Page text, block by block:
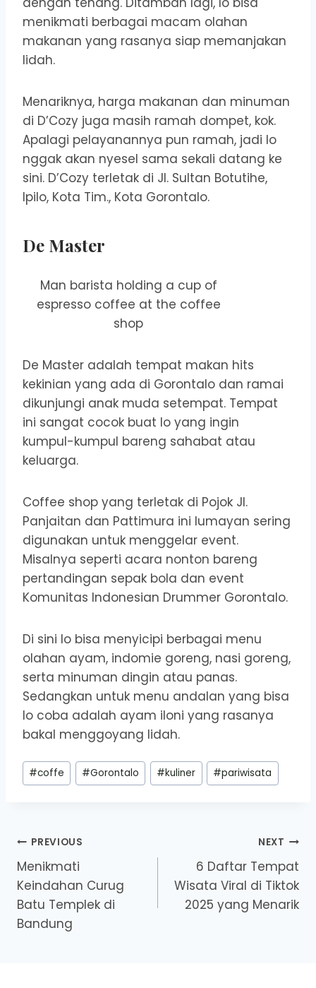
menikmati berbagai macam olahan
makanan yang rasanya siap memanjakan
lidah.
Menariknya, harga makanan dan minuman
di D’Cozy juga masih ramah dompet, kok.
Apalagi pelayanannya pun ramah, jadi lo
nggak akan nyesel sama sekali datang ke
sini. D’Cozy terletak di Jl. Sultan Botutihe,
Ipilo, Kota Tim., Kota Gorontalo.
De Master
Man barista holding a cup of
espresso coffee at the coffee
shop
De Master adalah tempat makan hits
kekinian yang ada di Gorontalo dan ramai
dikunjungi anak muda setempat. Tempat
ini sangat cocok buat lo yang ingin
kumpul-kumpul bareng sahabat atau
keluarga.
Coffee shop yang terletak di Pojok Jl.
Panjaitan dan Pattimura ini lumayan sering
digunakan untuk menggelar event.
Misalnya seperti acara nonton bareng
pertandingan sepak bola dan event
Komunitas Indonesian Drummer Gorontalo.
Di sini lo bisa menyicipi berbagai menu
olahan ayam, indomie goreng, nasi goreng,
serta minuman dingin atau panas.
Sedangkan untuk menu andalan yang bisa
lo coba adalah ayam iloni yang rasanya
bakal menggoyang lidah.
Post
Tags:
#coffe #Gorontalo #kuliner #pariwisata
Post
navigation
PREVIOUS
Menikmati
Keindahan Curug
Batu Templek di
Bandung
NEXT
6 Daftar Tempat
Wisata Viral di Tiktok
2025 yang Menarik